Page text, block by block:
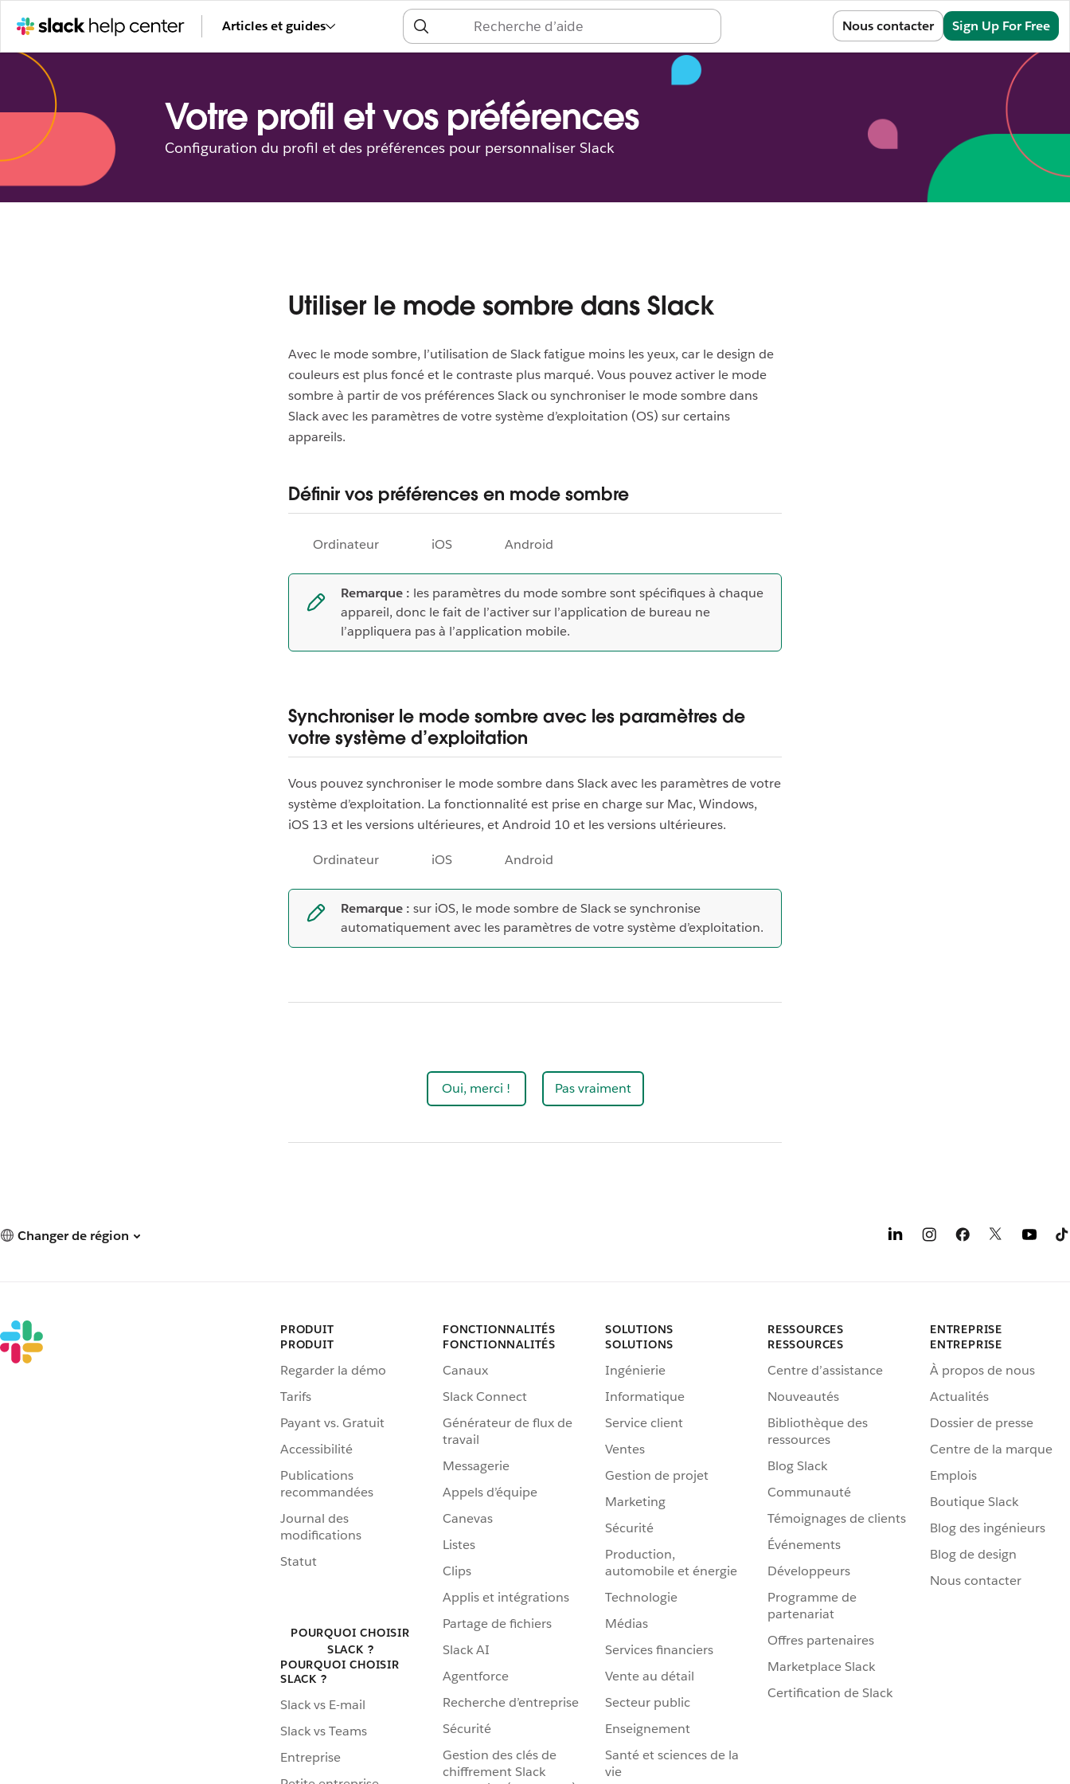
Articles et guides Nous contacter Sign Up For Free
Votre profil et vos préférences
Configuration du profil et des préférences pour personnaliser Slack
Utiliser le mode sombre dans Slack
Avec le mode sombre, l’utilisation de Slack fatigue moins les yeux, car le design de
couleurs est plus foncé et le contraste plus marqué. Vous pouvez activer le mode
sombre à partir de vos préférences Slack ou synchroniser le mode sombre dans
Slack avec les paramètres de votre système d’exploitation (OS) sur certains
appareils.
Définir vos préférences en mode sombre
Ordinateur iOS Android
Remarque : les paramètres du mode sombre sont spécifiques à chaque
appareil, donc le fait de l’activer sur l’application de bureau ne
l’appliquera pas à l’application mobile.
Synchroniser le mode sombre avec les paramètres de
votre système d’exploitation
Vous pouvez synchroniser le mode sombre dans Slack avec les paramètres de votre
système d’exploitation. La fonctionnalité est prise en charge sur Mac, Windows,
iOS 13 et les versions ultérieures, et Android 10 et les versions ultérieures.
Ordinateur iOS Android
Remarque : sur iOS, le mode sombre de Slack se synchronise
automatiquement avec les paramètres de votre système d’exploitation.
Oui, merci ! Pas vraiment
Changer de région
PRODUIT
PRODUIT
Regarder la démo
Tarifs
Payant vs. Gratuit
Accessibilité
Publications
recommandées
Journal des
modifications
Statut
POURQUOI CHOISIR
SLACK ?
POURQUOI CHOISIR
SLACK ?
Slack vs E-mail
Slack vs Teams
Entreprise
FONCTIONNALITÉS
FONCTIONNALITÉS
Canaux
Slack Connect
Générateur de flux de
travail
Messagerie
Appels d’équipe
Canevas
Listes
Clips
Applis et intégrations
Partage de fichiers
Slack AI
Agentforce
Recherche d’entreprise
Sécurité
Gestion des clés de
chiffrement Slack
SOLUTIONS
SOLUTIONS
Ingénierie
Informatique
Service client
Ventes
Gestion de projet
Marketing
Sécurité
Production,
automobile et énergie
Technologie
Médias
Services financiers
Vente au détail
Secteur public
Enseignement
Santé et sciences de la
vie
RESSOURCES
RESSOURCES
Centre d’assistance
Nouveautés
Bibliothèque des
ressources
Blog Slack
Communauté
Témoignages de clients
Événements
Développeurs
Programme de
partenariat
Offres partenaires
Marketplace Slack
Certification de Slack
ENTREPRISE
ENTREPRISE
À propos de nous
Actualités
Dossier de presse
Centre de la marque
Emplois
Boutique Slack
Blog des ingénieurs
Blog de design
Nous contacter